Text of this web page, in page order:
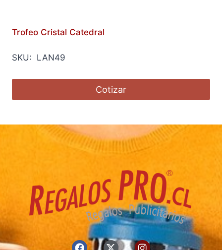
Trofeo Cristal Catedral
SKU: LAN49
Cotizar